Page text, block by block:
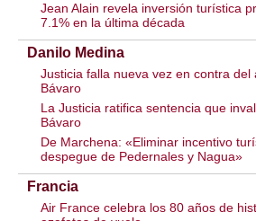
Jean Alain revela inversión turística
7.1% en la última década
Danilo Medina
Justicia falla nueva vez en contra del
Bávaro
La Justicia ratifica sentencia que
Bávaro
De Marchena: «Eliminar incentivo
despegue de Pedernales y Nagua»
Francia
Air France celebra los 80 años de